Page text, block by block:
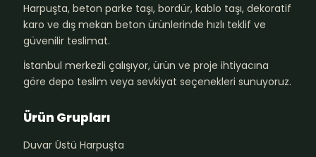
Harpuşta, beton parke taşı, bordür, kablo taşı, dekoratif
karo ve dış mekan beton ürünlerinde hızlı teklif ve
güvenilir teslimat.
İstanbul merkezli çalışıyor, ürün ve proje ihtiyacına
göre depo teslim veya sevkiyat seçenekleri sunuyoruz.
Ürün Grupları
Duvar Üstü Harpuşta